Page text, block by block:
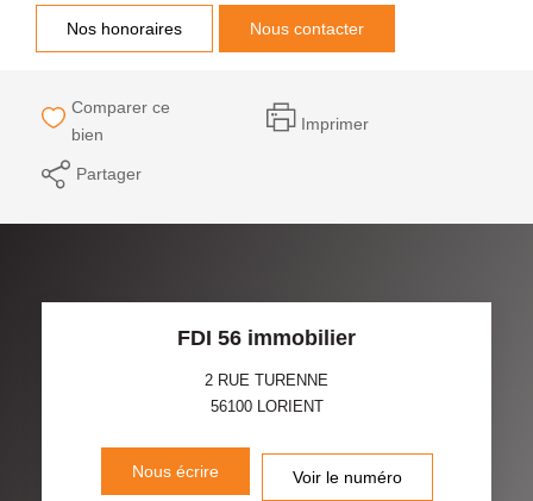
Nos honoraires Nous contacter
Comparer ce
bien
Imprimer
Partager
FDI 56 immobilier
2 RUE TURENNE
56100 LORIENT
Nous écrire Voir le numéro